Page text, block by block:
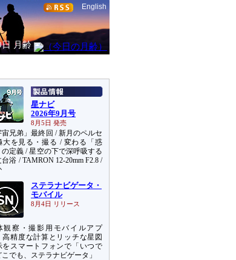
English
月齢
星ナビ
2026年9月号
8月5日 発売
宙兄弟」最終回 / 新月のペルセ
大を見る・撮る / 変わる「惑
の定義 / 星空の下で深呼吸する
台浴 / TAMRON 12-20mm F2.8 /
ステラナビゲータ・
モバイル
8月4日 リリース
観察・撮影用モバイルアプ
高精度な計算とリッチな星図
をスマートフォンで「いつで
こでも、ステラナビゲータ」